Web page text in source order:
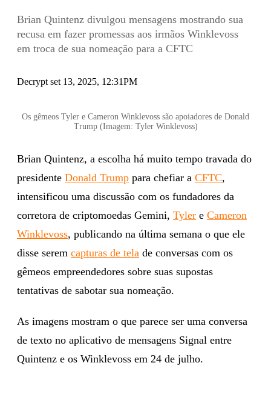
Brian Quintenz divulgou mensagens mostrando sua
recusa em fazer promessas aos irmãos Winklevoss
em troca de sua nomeação para a CFTC
Decrypt set 13, 2025, 12:31PM
Os gêmeos Tyler e Cameron Winklevoss são apoiadores de Donald
Trump (Imagem: Tyler Winklevoss)
Brian Quintenz, a escolha há muito tempo travada do
presidente Donald Trump para chefiar a CFTC,
intensificou uma discussão com os fundadores da
corretora de criptomoedas Gemini, Tyler e Cameron
Winklevoss, publicando na última semana o que ele
disse serem capturas de tela de conversas com os
gêmeos empreendedores sobre suas supostas
tentativas de sabotar sua nomeação.
As imagens mostram o que parece ser uma conversa
de texto no aplicativo de mensagens Signal entre
Quintenz e os Winklevoss em 24 de julho.